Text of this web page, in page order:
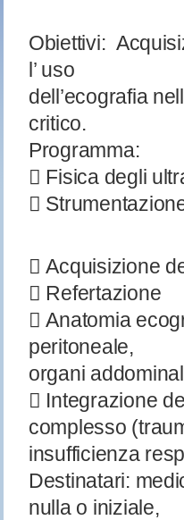
Obiettivi:
l’ uso
dell’ecografia
critico.
Programma:
 Fisica degli

 Acquisizione
 Refertazione
 Anatomia
peritoneale,
organi
 Integrazione
complesso
insufficienza
Destinatari:
nulla o iniziale,